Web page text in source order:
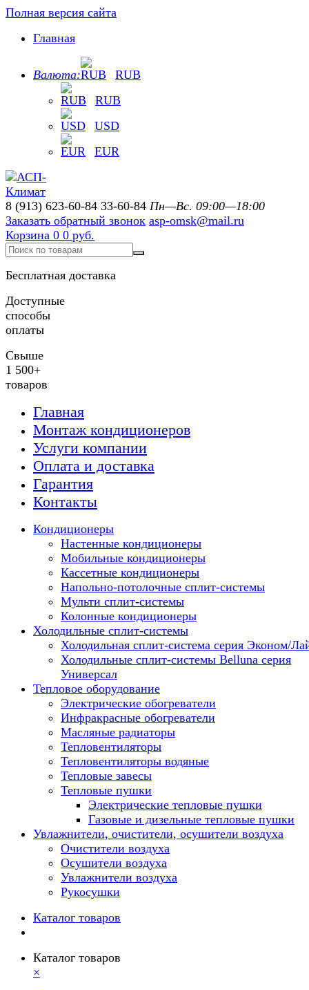
Полная версия сайта
Главная
Валюта:
RUB
RUB
USD
EUR
8 (913) 623-60-84 33-60-84 Пн—Вс. 09:00—18:00
Заказать обратный звонок asp-omsk@mail.ru
Корзина 0 0 руб.
Бесплатная доставка
Доступные
способы
оплаты
Свыше
1 500+
товаров
Главная
Монтаж кондиционеров
Услуги компании
Оплата и доставка
Гарантия
Контакты
Кондиционеры
Настенные кондиционеры
Мобильные кондиционеры
Кассетные кондиционеры
Напольно-потолочные сплит-системы
Мульти сплит-системы
Колонные кондиционеры
Холодильные сплит-системы
Холодильная сплит-система серия Эконом/
Холодильные сплит-системы Belluna серия
Универсал
Тепловое оборудование
Электрические обогреватели
Инфракрасные обогреватели
Масляные радиаторы
Тепловентиляторы
Тепловентиляторы водяные
Тепловые завесы
Тепловые пушки
Электрические тепловые пушки
Газовые и дизельные тепловые пушки
Увлажнители, очистители, осушители воздуха
Очистители воздуха
Осушители воздуха
Увлажнители воздуха
Рукосушки
Каталог товаров
Каталог товаров
×